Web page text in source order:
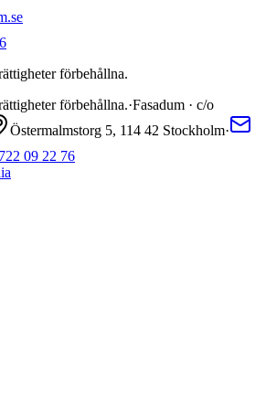
förbehållna.
förbehållna.·Fasadum · c/o
Östermalmstorg 5, 114 42 Stockholm·
09 22 76